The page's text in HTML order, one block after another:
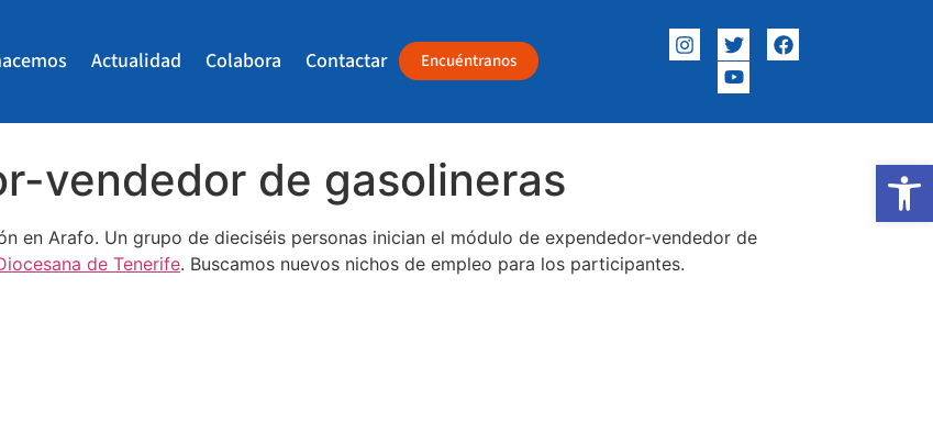
Abrir
Actualidad Colabora Contactar Encuéntranos
vendedor de gasolineras
en Arafo. Un grupo de dieciséis personas inician el módulo de expendedor-vendedor de
de Tenerife. Buscamos nuevos nichos de empleo para los participantes.